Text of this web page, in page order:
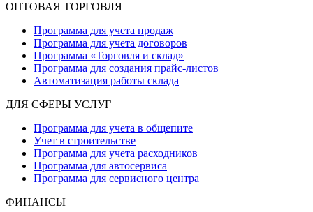
ОПТОВАЯ ТОРГОВЛЯ
Программа для учета продаж
Программа для учета договоров
Программа «Торговля и склад»
Программа для создания прайс‑листов
Автоматизация работы склада
ДЛЯ СФЕРЫ УСЛУГ
Программа для учета в общепите
Учет в строительстве
Программа для учета расходников
Программа для автосервиса
Программа для сервисного центра
ФИНАНСЫ